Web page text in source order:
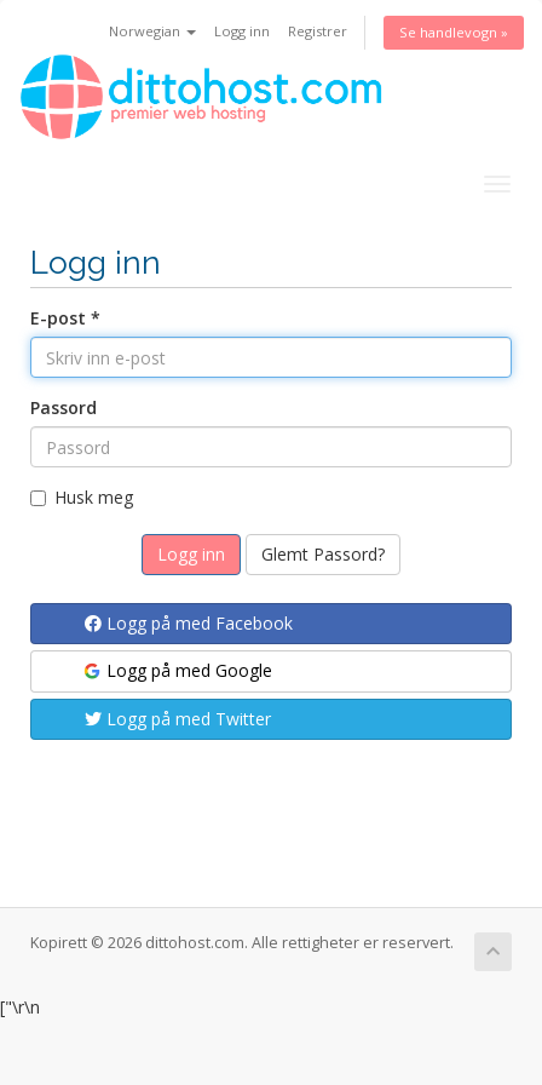
Norwegian Logg inn Registrer Se handlevogn »
Logg inn
E-post *
Passord
Husk meg
Glemt Passord?
Logg på med Facebook
Logg på med Google
Logg på med Twitter
Kopirett © 2026 dittohost.com. Alle rettigheter er reservert.
["\r\n